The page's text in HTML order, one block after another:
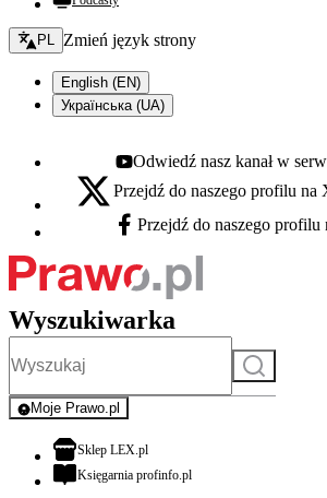
Zmień język - bieżący:
PL Zmień język strony
English (EN)
Українська (UA)
Youtube - otwiera się w nowej karcie
Odwiedź nasz kanał w
X - otwiera się w nowej karcie
Przejdź do naszego profilu
Facebook - otwiera się w nowej karcie
Przejdź do naszego profilu
Wyszukiwarka
Szukaj
Moje Prawo.pl
- rejestracja i logowanie do serwisu
Sklep LEX.plotwiera się w nowej karcie
Księgarnia profinfo.plotwiera się w nowej karcie